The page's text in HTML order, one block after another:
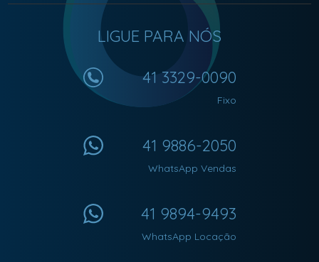
LIGUE PARA NÓS
41 3329-0090
Fixo
41 9886-2050
WhatsApp Vendas
41 9894-9493
WhatsApp Locação